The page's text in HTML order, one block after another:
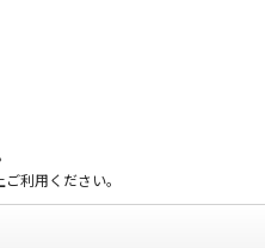
利用ください。